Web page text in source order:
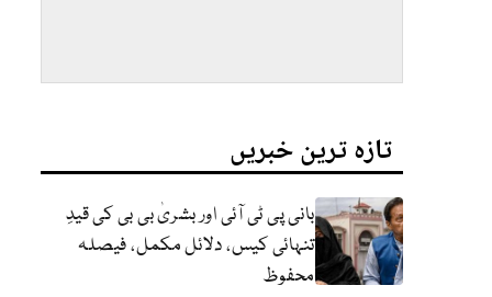
تازہ ترین خبریں
بانی پی ٹی آئی اور بشریٰ بی بی کی قیدِ
تنہائی کیس، دلائل مکمل، فیصلہ
محفوظ